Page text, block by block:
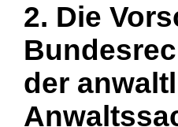
2. Die
der